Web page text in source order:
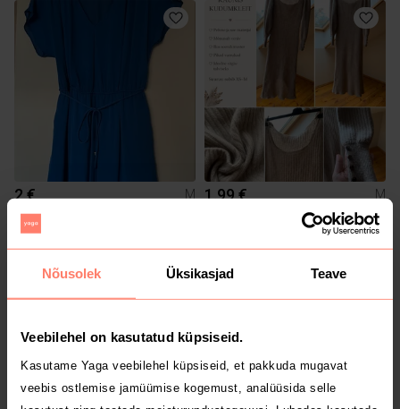
Nõusolek Üksikasjad Teave
Veebilehel on kasutatud küpsiseid.
Kasutame Yaga veebilehel küpsiseid, et pakkuda mugavat
veebis ostlemise jamüümise kogemust, analüüsida selle
2 € M 1.99 € M
1